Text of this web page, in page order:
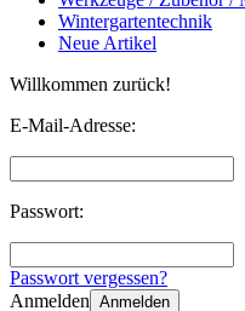
Wintergartentechnik
Neue Artikel
Willkommen zurück!
E-Mail-Adresse:
Passwort:
Passwort vergessen?
Anmelden Anmelden